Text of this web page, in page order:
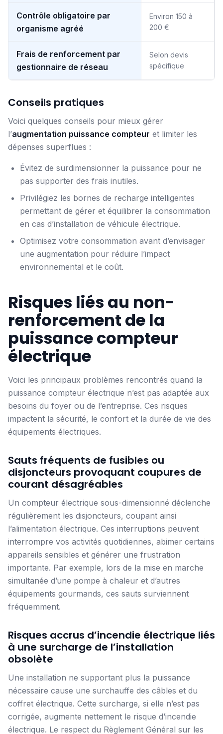
Contrôle obligatoire par
organisme agréé
Environ 150 à
200 €
Frais de renforcement par
gestionnaire de réseau
Selon devis
spécifique
Conseils pratiques
Voici quelques conseils pour mieux gérer
l’augmentation puissance compteur et limiter les
dépenses superflues :
Évitez de surdimensionner la puissance pour ne
pas supporter des frais inutiles.
Privilégiez les bornes de recharge intelligentes
permettant de gérer et équilibrer la consommation
en cas d’installation de véhicule électrique.
Optimisez votre consommation avant d’envisager
une augmentation pour réduire l’impact
environnemental et le coût.
Risques liés au non-
renforcement de la
puissance compteur
électrique
Voici les principaux problèmes rencontrés quand la
puissance compteur électrique n’est pas adaptée aux
besoins du foyer ou de l’entreprise. Ces risques
impactent la sécurité, le confort et la durée de vie des
équipements électriques.
Sauts fréquents de fusibles ou
disjoncteurs provoquant coupures de
courant désagréables
Un compteur électrique sous-dimensionné déclenche
régulièrement les disjoncteurs, coupant ainsi
l’alimentation électrique. Ces interruptions peuvent
interrompre vos activités quotidiennes, abimer certains
appareils sensibles et générer une frustration
importante. Par exemple, lors de la mise en marche
simultanée d’une pompe à chaleur et d’autres
équipements gourmands, ces sauts surviennent
fréquemment.
Risques accrus d’incendie électrique liés
à une surcharge de l’installation
obsolète
Une installation ne supportant plus la puissance
nécessaire cause une surchauffe des câbles et du
coffret électrique. Cette surcharge, si elle n’est pas
corrigée, augmente nettement le risque d’incendie
électrique. Le respect du Règlement Général sur les